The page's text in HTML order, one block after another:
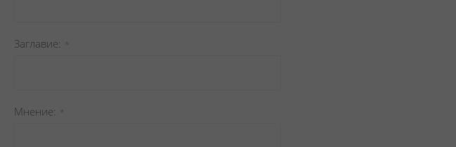
Заглавиe
Мнение